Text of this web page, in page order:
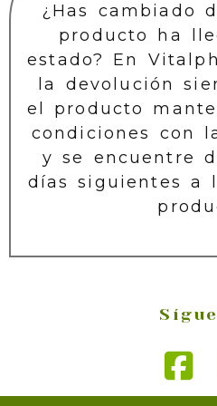
¿Has cambiado
producto ha
estado? En
la devolución
el producto
condiciones con
y se encuentre
días siguientes a